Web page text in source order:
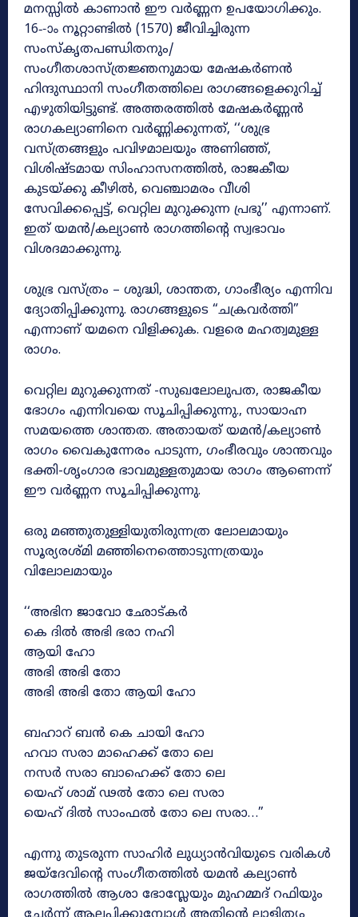
മനസ്സിൽ കാണാൻ ഈ വർണ്ണന ഉപയോഗിക്കും.
16‐-ാം നൂറ്റാണ്ടിൽ (1570) ജീവിച്ചിരുന്ന
സംസ്കൃതപണ്ഡിതനും/
സംഗീതശാസ്ത്രജ്ഞനുമായ മേഷകർണൻ
ഹിന്ദുസ്ഥാനി സംഗീതത്തിലെ രാഗങ്ങളെക്കുറിച്ച്
എഴുതിയിട്ടുണ്ട്. അത്തരത്തിൽ മേഷകർണ്ണൻ
രാഗകല്യാണിനെ വർണ്ണിക്കുന്നത്, ‘‘ശുഭ്ര
വസ്ത്രങ്ങളും പവിഴമാലയും അണിഞ്ഞ്,
വിശിഷ്ടമായ സിംഹാസനത്തിൽ, രാജകീയ
കുടയ്ക്കു കീഴിൽ, വെഞ്ചാമരം വീശി
സേവിക്കപ്പെട്ട്, വെറ്റില മുറുക്കുന്ന പ്രഭു’’ എന്നാണ്.
ഇത് യമൻ/കല്യാൺ രാഗത്തിന്റെ സ്വഭാവം
വിശദമാക്കുന്നു.
ശുഭ്ര വസ്ത്രം – ശുദ്ധി, ശാന്തത, ഗാംഭീര്യം എന്നിവ
ദ്യോതിപ്പിക്കുന്നു. രാഗങ്ങളുടെ “ചക്രവർത്തി”
എന്നാണ് യമനെ വിളിക്കുക. വളരെ മഹത്വമുള്ള
രാഗം.
വെറ്റില മുറുക്കുന്നത് -സുഖലോലുപത, രാജകീയ
ഭോഗം എന്നിവയെ സൂചിപ്പിക്കുന്നു., സായാഹ്ന
സമയത്തെ ശാന്തത. അതായത് യമൻ/കല്യാൺ
രാഗം വൈകുന്നേരം പാടുന്ന, ഗംഭീരവും ശാന്തവും
ഭക്തി-ശൃംഗാര ഭാവമുള്ളതുമായ രാഗം ആണെന്ന്
ഈ വർണ്ണന സൂചിപ്പിക്കുന്നു.
ഒരു മഞ്ഞുതുള്ളിയുതിരുന്നത്ര ലോലമായും
സൂര്യരശ്മി മഞ്ഞിനെത്തൊടുന്നത്രയും
വിലോലമായും
‘‘അഭിന ജാവോ ഛോട്കർ
കെ ദിൽ അഭി ഭരാ നഹി
ആയി ഹോ
അഭി അഭി തോ
അഭി അഭി തോ ആയി ഹോ
ബഹാറ് ബൻ കെ ചായി ഹോ
ഹവാ സരാ മാഹെക്ക് തോ ലെ
നസർ സരാ ബാഹെക്ക് തോ ലെ
യെഹ് ശാമ് ഢൽ തോ ലെ സരാ
യെഹ് ദിൽ സാംഫൽ തോ ലെ സരാ…”
എന്നു തുടരുന്ന സാഹിർ ലുധ്യാൻവിയുടെ വരികൾ
ജയ്ദേവിന്റെ സംഗീതത്തിൽ യമൻ കല്യാൺ
രാഗത്തിൽ ആശാ ഭോസ്ലേയും മുഹമ്മദ് റഫിയും